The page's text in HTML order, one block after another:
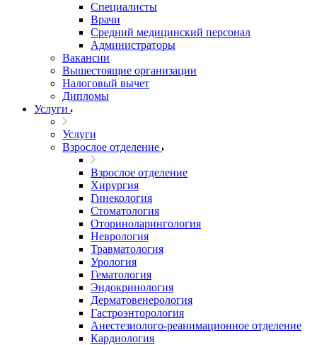
Специалисты
Врачи
Средний медицинский персонал
Администраторы
Вакансии
Вышестоящие организации
Налоговый вычет
Дипломы
Услуги
Услуги
Взрослое отделение
Взрослое отделение
Хирургия
Гинекология
Стоматология
Оториноларингология
Неврология
Травматология
Урология
Гематология
Эндокринология
Дерматовенерология
Гастроэнторология
Анестезиолого-реанимационное отделение
Кардиология